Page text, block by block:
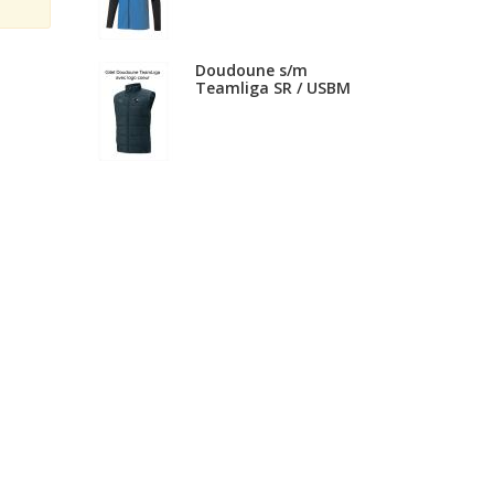
Doudoune s/m
Teamliga SR / USBM